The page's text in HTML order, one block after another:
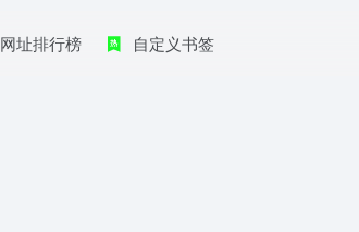
网址排行榜 自定义书签